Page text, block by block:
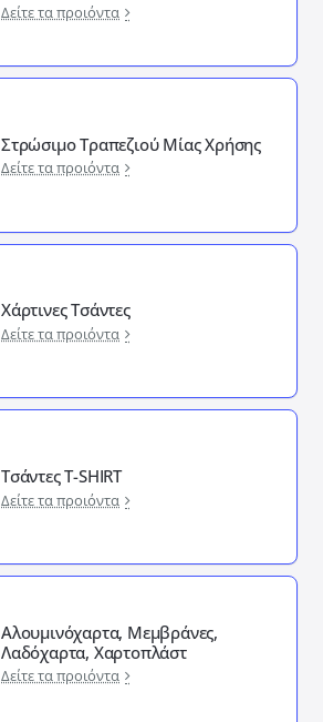
Δείτε τα προιόντα
Στρώσιμο Τραπεζιού Μίας Χρήσης
Δείτε τα προιόντα
Χάρτινες Τσάντες
Δείτε τα προιόντα
Τσάντες T-SHIRT
Δείτε τα προιόντα
Αλουμινόχαρτα, Μεμβράνες,
Λαδόχαρτα, Χαρτοπλάστ
Δείτε τα προιόντα